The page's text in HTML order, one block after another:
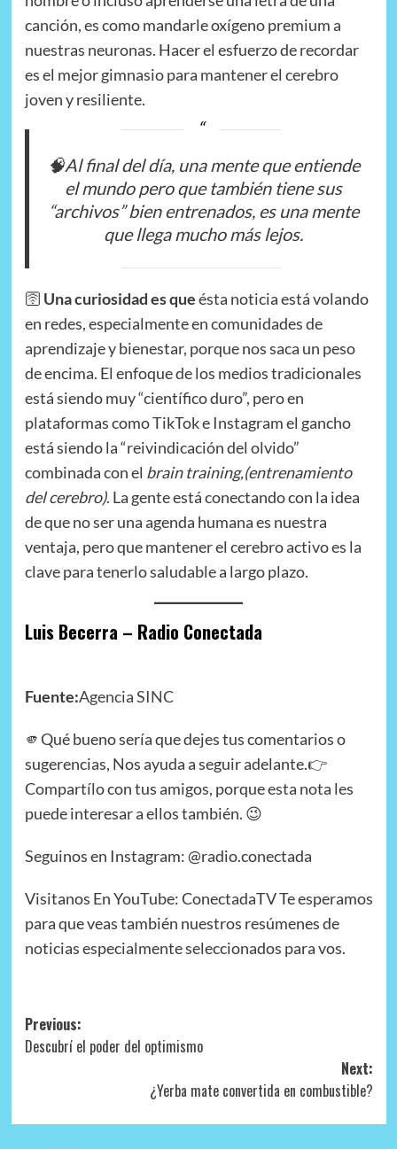
canción, es como mandarle oxígeno premium a
nuestras neuronas. Hacer el esfuerzo de recordar
es el mejor gimnasio para mantener el cerebro
joven y resiliente.
🧠Al final del día, una mente que entiende
el mundo pero que también tiene sus
“archivos” bien entrenados, es una mente
que llega mucho más lejos.
🛜 Una curiosidad es queésta noticia está volando
en redes, especialmente en comunidades de
aprendizaje y bienestar, porque nos saca un peso
de encima. El enfoque de los medios tradicionales
está siendo muy “científico duro”, pero en
plataformas como TikTok e Instagram el gancho
está siendo la “reivindicación del olvido”
combinada con el brain training,(entrenamiento
del cerebro). La gente está conectando con la idea
de que no ser una agenda humana es nuestra
ventaja, pero que mantener el cerebro activo es la
clave para tenerlo saludable a largo plazo.
Luis Becerra – Radio Conectada
Fuente:Agencia SINC
🫵Qué bueno sería que dejes tus comentarios o
sugerencias, Nos ayuda a seguir adelante.👉
Compartílo con tus amigos, porque esta nota les
puede interesar a ellos también. 😉
Seguinos en Instagram: @radio.conectada
Visitanos En YouTube: ConectadaTV Te esperamos
para que veas también nuestros resúmenes de
noticias especialmente seleccionados para vos.
Post
navigation
Previous:
Descubrí el poder del optimismo
Next:
¿Yerba mate convertida en combustible?